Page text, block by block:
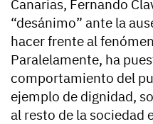
Canarias, Fernando
“desánimo” ante la
hacer frente al
Paralelamente, ha
comportamiento del
ejemplo de dignidad,
al resto de la sociedad